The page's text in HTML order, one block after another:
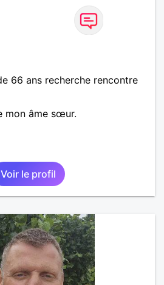
66 ans recherche rencontre
mon âme sœur.
Voir le profil